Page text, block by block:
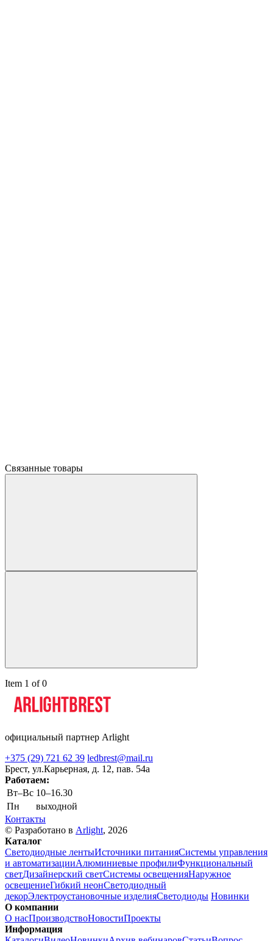
Связанные товары
Item 1 of 0
официальный партнер Arlight
+375 (29) 721 62 39 ledbrest@mail.ru
Брест, ул.Карьерная, д. 12, пав. 54а
Работаем:
Вт–Вс 10–16.30
Пн
выходной
Контакты
© Разработано в Arlight, 2026
Каталог
Светодиодные лентыИсточники питанияСистемы управления
и автоматизацииАлюминиевые профилиФункциональный
светДизайнерский светСистемы освещенияНаружное
освещениеГибкий неонСветодиодный
декорЭлектроустановочные изделияСветодиоды Новинки
О компании
О насПроизводствоНовостиПроекты
Информация